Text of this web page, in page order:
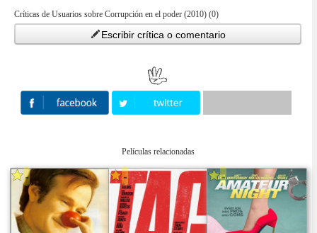
Críticas de Usuarios sobre Corrupción en el poder (2010) (0)
Escribir crítica o comentario
Películas relacionadas
- - -